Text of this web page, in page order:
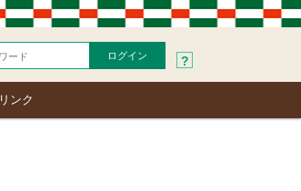
?
リンク